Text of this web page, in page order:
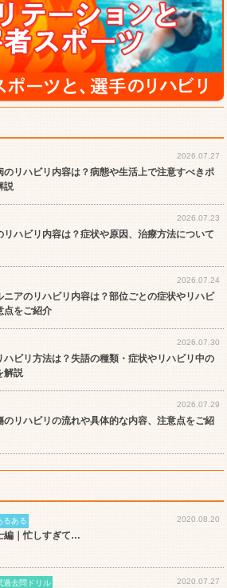
2026.07.27
のリハビリ内容は？病態や生活上で注意すべきポ
説
2026.07.23
リハビリ内容は？症状や原因、治療方法について
2026.07.24
ニアのリハビリ内容は？部位ごとの症状やリハビ
点をご紹介
2026.07.30
ハビリ方法は？失語の種類・症状やリハビリ中の
解説
2026.07.29
のリハビリの流れや具体的な内容、注意点をご紹
るある 2020.08.20
編｜忙しすぎて…
過去問ドリル 2020.07.27